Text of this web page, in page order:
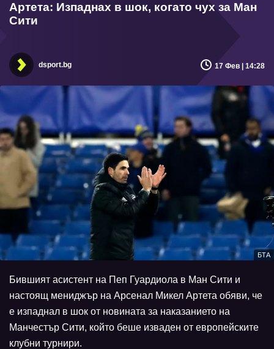
Артета: Изпаднах в шок, когато чух за Ман
Сити
dsport.bg 17 Фев | 14:28
БТА
Бившият асистент на Пеп Гуардиола в Ман Сити и
настоящ мениджър на Арсенал Микел Артета обяви, че
е изпаднал в шок от новината за наказанието на
Манчестър Сити, който беше изваден от европейските
клубни турнири.